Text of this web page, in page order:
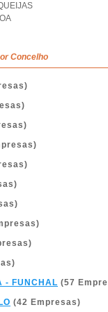
Concelho
- FUNCHAL (57
(42 Empresas)